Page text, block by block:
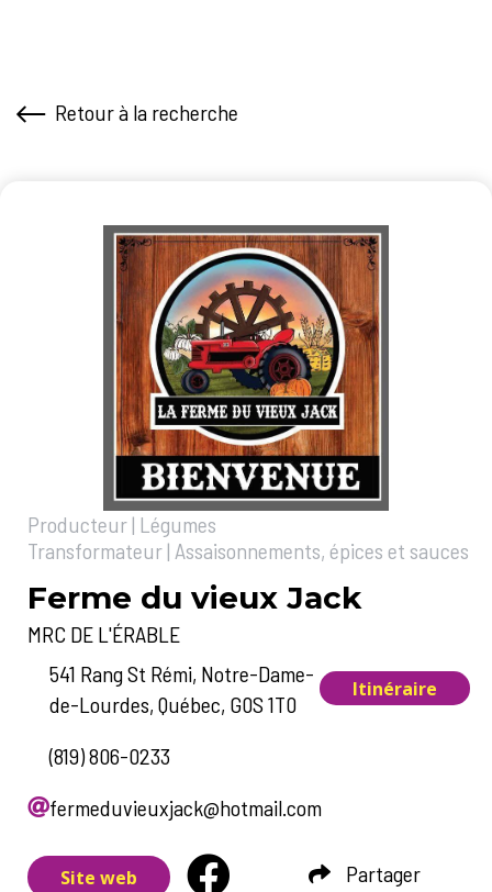
Retour à la recherche
Producteur | Légumes
Transformateur | Assaisonnements, épices et sauces
Ferme du vieux Jack
MRC DE L'ÉRABLE
541 Rang St Rémi, Notre-Dame-
de-Lourdes, Québec, G0S 1T0
Itinéraire
(819) 806-0233
fermeduvieuxjack@hotmail.com
Site web Partager